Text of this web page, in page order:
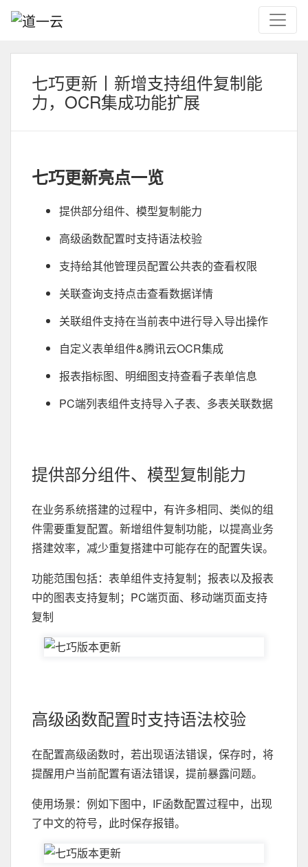
七巧更新丨新增支持组件复制能
力，OCR集成功能扩展
七巧更新亮点一览
提供部分组件、模型复制能力
高级函数配置时支持语法校验
支持给其他管理员配置公共表的查看权限
关联查询支持点击查看数据详情
关联组件支持在当前表中进行导入导出操作
自定义表单组件&腾讯云OCR集成
报表指标图、明细图支持查看子表单信息
PC端列表组件支持导入子表、多表关联数据
提供部分组件、模型复制能力
在业务系统搭建的过程中，有许多相同、类似的组
件需要重复配置。新增组件复制功能，以提高业务
搭建效率，减少重复搭建中可能存在的配置失误。
功能范围包括：表单组件支持复制；报表以及报表
中的图表支持复制；PC端页面、移动端页面支持
复制
高级函数配置时支持语法校验
在配置高级函数时，若出现语法错误，保存时，将
提醒用户当前配置有语法错误，提前暴露问题。
使用场景：例如下图中，IF函数配置过程中，出现
了中文的符号，此时保存报错。